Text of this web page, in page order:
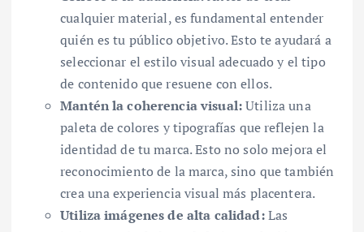
cualquier material, es fundamental entender
quién es tu público objetivo. Esto te ayudará a
seleccionar el estilo visual adecuado y el tipo
de contenido que resuene con ellos.
Mantén la coherencia visual:Utiliza una
paleta de colores y tipografías que reflejen la
identidad de tu marca. Esto no solo mejora el
reconocimiento de la marca, sino que también
crea una experiencia visual más placentera.
Utiliza imágenes de alta calidad:Las